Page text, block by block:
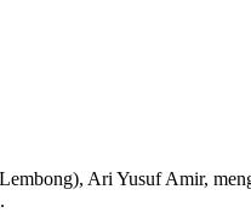
Ari Yusuf Amir,